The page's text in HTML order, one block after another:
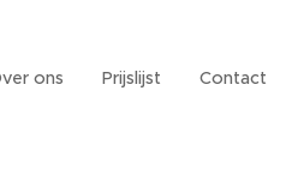
ons Prijslijst Contact